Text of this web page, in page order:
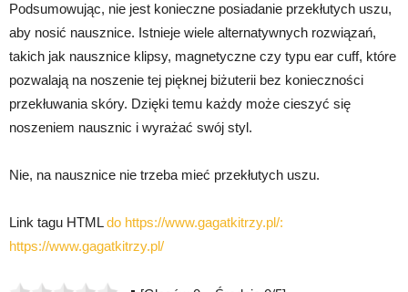
Podsumowując, nie jest konieczne posiadanie przekłutych uszu,
aby nosić nausznice. Istnieje wiele alternatywnych rozwiązań,
takich jak nausznice klipsy, magnetyczne czy typu ear cuff, które
pozwalają na noszenie tej pięknej biżuterii bez konieczności
przekłuwania skóry. Dzięki temu każdy może cieszyć się
noszeniem nausznic i wyrażać swój styl.
Nie, na nausznice nie trzeba mieć przekłutych uszu.
Link tagu HTMLdo https://www.gagatkitrzy.pl/:
https://www.gagatkitrzy.pl/